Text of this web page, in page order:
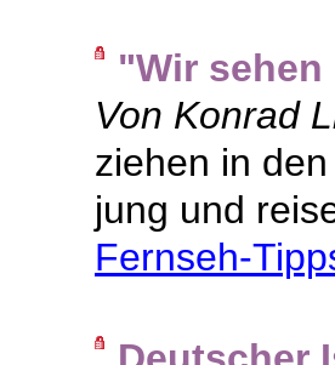
"Wir
Von Konrad
ziehen in
jung und
Fernseh-